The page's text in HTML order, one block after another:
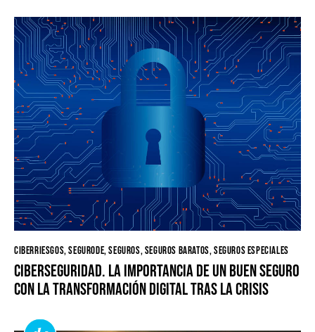
CIBERRIESGOS,SEGURODE,SEGUROS,SEGUROS BARATOS,SEGUROS ESPECIALES
Ciberseguridad. La importancia de un buen seguro
con la transformación digital tras la crisis